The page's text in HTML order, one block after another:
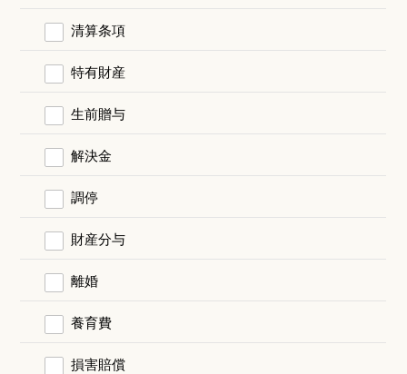
清算条項
特有財産
生前贈与
解決金
調停
財産分与
離婚
養育費
損害賠償